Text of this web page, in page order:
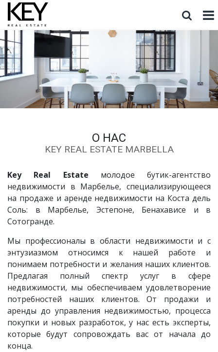
ВСЕ РАЙОНЫ
ВСЕ ТИПЫ
ВСЕ ДИАПАЗОНЫ ЦЕН
ПОИСК
О НАС
KEY REAL ESTATE MARBELLA
Key Real Estate молодое бутик-агентство
недвижимости в Марбелье, специализирующееся
на продаже и аренде недвижимости на Коста дель
Соль: в Марбелье, Эстепоне, Бенахависе и в
Сотогранде.
Мы профессионалы в области недвижимости и с
энтузиазмом относимся к нашей работе и
понимаем потребности и желания наших клиентов.
Предлагая полный спектр услуг в сфере
недвижимости, мы обеспечиваем удовлетворение
потребностей наших клиентов. От продажи и
аренды до управления недвижимостью, процесса
покупки и новых разработок, у нас есть эксперты,
которые будут сопровождать вас от начала до
конца.